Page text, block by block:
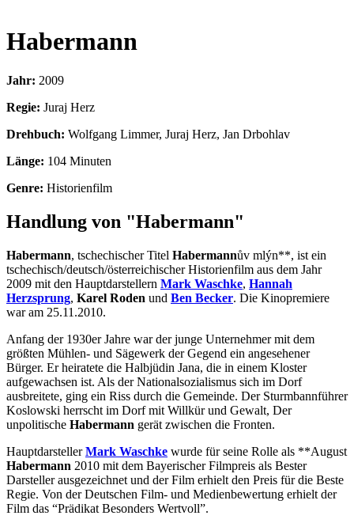
Habermann
Jahr: 2009
Regie: Juraj Herz
Drehbuch: Wolfgang Limmer, Juraj Herz, Jan Drbohlav
Länge: 104 Minuten
Genre: Historienfilm
Handlung von "Habermann"
Habermann, tschechischer Titel Habermannův mlýn**, ist ein
tschechisch/deutsch/österreichischer Historienfilm aus dem Jahr
2009 mit den Hauptdarstellern Mark Waschke, Hannah
Herzsprung, Karel Roden und Ben Becker. Die Kinopremiere
war am 25.11.2010.
Anfang der 1930er Jahre war der junge Unternehmer mit dem
größten Mühlen- und Sägewerk der Gegend ein angesehener
Bürger. Er heiratete die Halbjüdin Jana, die in einem Kloster
aufgewachsen ist. Als der Nationalsozialismus sich im Dorf
ausbreitete, ging ein Riss durch die Gemeinde. Der Sturmbannführer
Koslowski herrscht im Dorf mit Willkür und Gewalt, Der
unpolitische Habermann gerät zwischen die Fronten.
HauptdarstellerMark Waschke wurde für seine Rolle als **August
Habermann 2010 mit dem Bayerischer Filmpreis als Bester
Darsteller ausgezeichnet und der Film erhielt den Preis für die Beste
Regie. Von der Deutschen Film- und Medienbewertung erhielt der
Film das “Prädikat Besonders Wertvoll”.